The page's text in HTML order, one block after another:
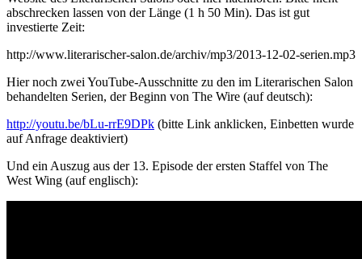
abschrecken lassen von der Länge (1 h 50 Min). Das ist gut
investierte Zeit:
http://www.literarischer-salon.de/archiv/mp3/2013-12-02-serien.mp3
Hier noch zwei YouTube-Ausschnitte zu den im Literarischen Salon
behandelten Serien, der Beginn von The Wire (auf deutsch):
http://youtu.be/bLu-rrE9DPk (bitte Link anklicken, Einbetten wurde
auf Anfrage deaktiviert)
Und ein Auszug aus der 13. Episode der ersten Staffel von The
West Wing (auf englisch):